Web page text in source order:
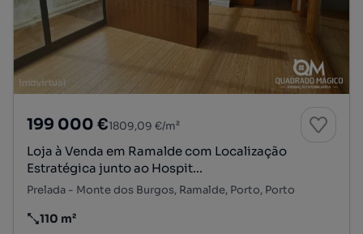
199 000 €1809,09 €/m²
Loja à Venda em Ramalde com Localização
Estratégica junto ao Hospit...
Prelada - Monte dos Burgos, Ramalde, Porto, Porto
Preço por metro quadrado
110 m²